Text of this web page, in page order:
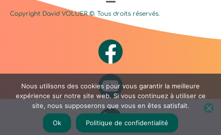
Copyright David VOLUER©. Tous droits réservés.
Nous utilisons des cookies pour vous garantir la meilleure
expérience sur notre site web. Si vous continuez à utiliser ce
site, nous supposerons que vous en êtes satisfait.
Ok Politique de confidentialité